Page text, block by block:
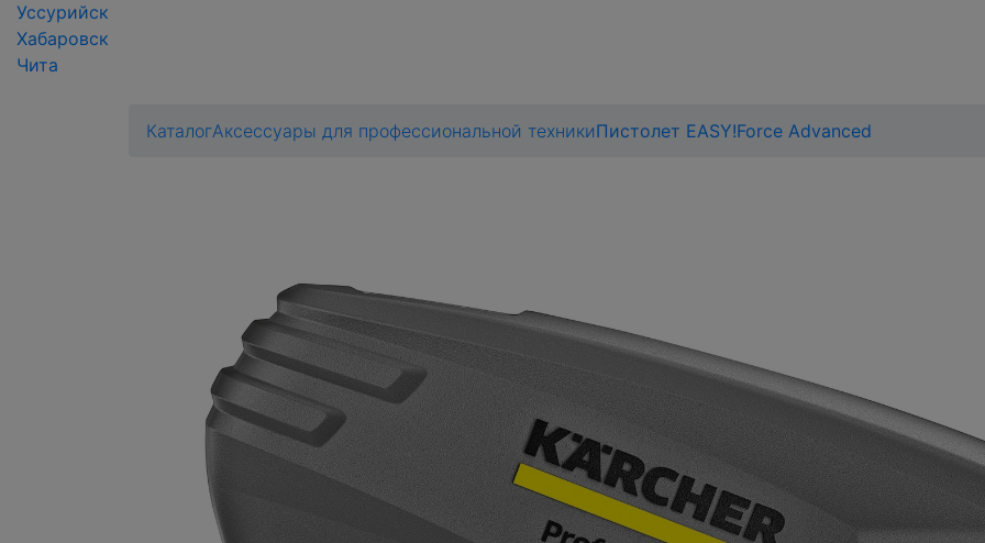
Уссурийск
Хабаровск
Чита
КаталогАксессуары для профессиональной техникиПистолет EASY!Force Advanced